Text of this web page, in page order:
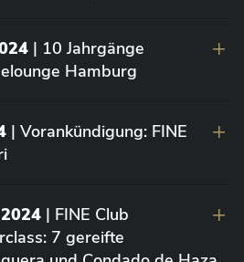
| 10 Jahrgänge
Hamburg
| Vorankündigung: FINE
| FINE Club
7 gereifte